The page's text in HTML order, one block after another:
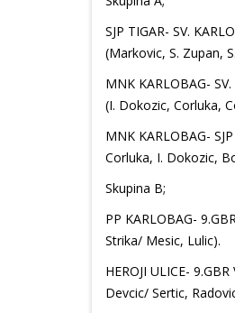
SJP TIGAR- SV.
(Markovic, S. Zupan,
MNK KARLOBAG-
(I. Dokozic, Corluka,
MNK KARLOBAG-
Corluka, I. Dokozic,
Skupina B;
PP KARLOBAG-
Strika/ Mesic, Lulic).
HEROJI ULICE-
Devcic/ Sertic,